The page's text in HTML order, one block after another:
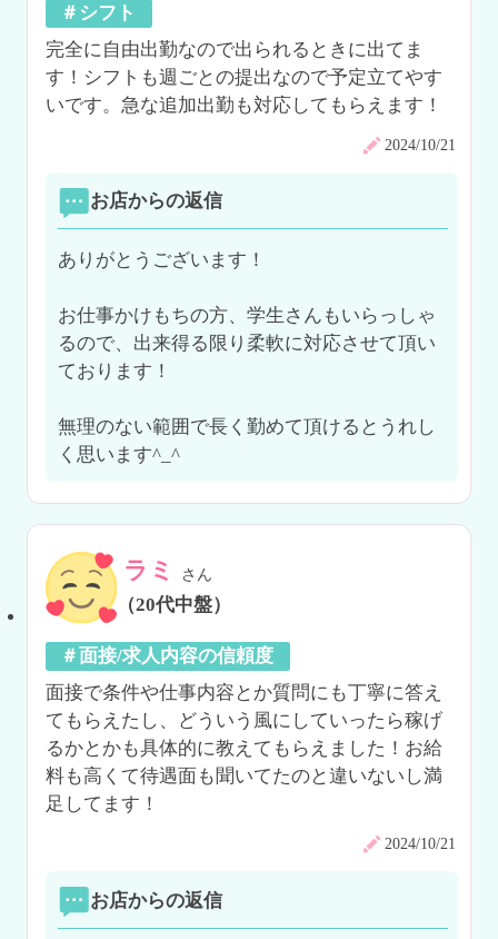
＃シフト
完全に自由出勤なので出られるときに出てま
す！シフトも週ごとの提出なので予定立てやす
いです。急な追加出勤も対応してもらえます！
2024/10/21
お店からの返信
ありがとうございます！
お仕事かけもちの方、学生さんもいらっしゃ
るので、出来得る限り柔軟に対応させて頂い
ております！
無理のない範囲で長く勤めて頂けるとうれし
く思います^_^
ラミ さん
（20代中盤）
＃面接/求人内容の信頼度
面接で条件や仕事内容とか質問にも丁寧に答え
てもらえたし、どういう風にしていったら稼げ
るかとかも具体的に教えてもらえました！お給
料も高くて待遇面も聞いてたのと違いないし満
足してます！
2024/10/21
お店からの返信